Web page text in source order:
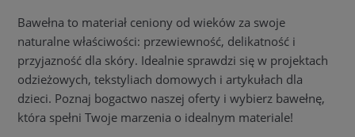
Bawełna to materiał ceniony od wieków za swoje
naturalne właściwości: przewiewność, delikatność i
przyjazność dla skóry. Idealnie sprawdzi się w projektach
odzieżowych, tekstyliach domowych i artykułach dla
dzieci. Poznaj bogactwo naszej oferty i wybierz bawełnę,
która spełni Twoje marzenia o idealnym materiale!